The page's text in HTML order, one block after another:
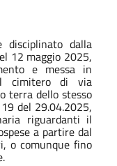
dalla
12 maggio 2025,
e messa in
cimitero di via
terra dello stesso
del 29.04.2025,
riguardanti il
a partire dal
o comunque fino